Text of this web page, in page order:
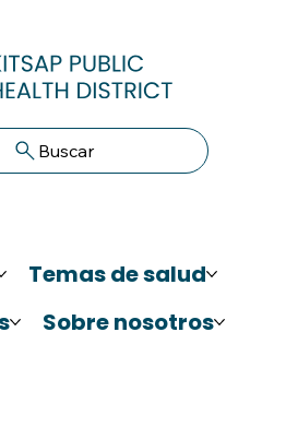
Buscar
Temas de salud
Sobre nosotros